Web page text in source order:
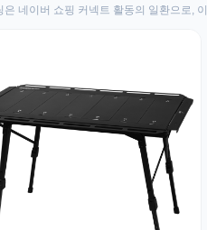
은 네이버 쇼핑 커넥트 활동의 일환으로,